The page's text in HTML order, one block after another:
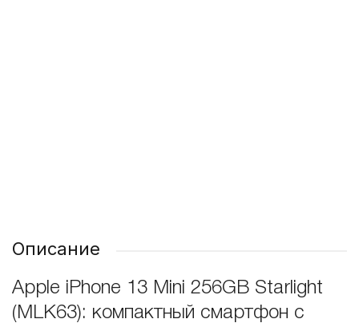
Описание
Apple iPhone 13 Mini 256GB Starlight
(MLK63): компактный смартфон с